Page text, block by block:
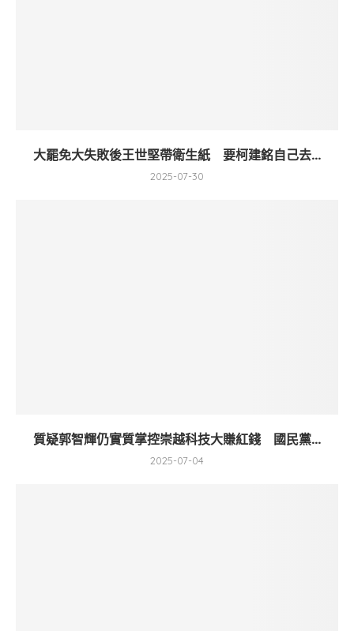
大罷免大失敗後王世堅帶衛生紙 要柯建銘自己去...
2025-07-30
質疑郭智輝仍實質掌控崇越科技大賺紅錢 國民黨...
2025-07-04